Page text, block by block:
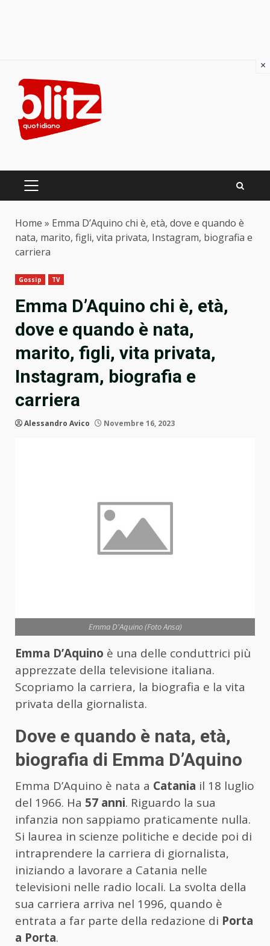
content
PRIMARY
Home » Emma D’Aquino chi è, età, dove e quando è
nata, marito, figli, vita privata, Instagram, biografia e
carriera
Gossip TV
Emma D’Aquino chi è, età,
dove e quando è nata,
marito, figli, vita privata,
Instagram, biografia e
carriera
Alessandro Avico Novembre 16, 2023
Emma D'Aquino (Foto Ansa)
Emma D’Aquino è una delle conduttrici più
apprezzate della televisione italiana.
Scopriamo la carriera, la biografia e la vita
privata della giornalista.
Dove e quando è nata, età,
biografia di Emma D’Aquino
Emma D’Aquino è nata a Catania il 18 luglio
del 1966. Ha 57 anni. Riguardo la sua
infanzia non sappiamo praticamente nulla.
Si laurea in scienze politiche e decide poi di
intraprendere la carriera di giornalista,
iniziando a lavorare a Catania nelle
televisioni nelle radio locali. La svolta della
sua carriera arriva nel 1996, quando è
entrata a far parte della redazione di Porta
a Porta.
×